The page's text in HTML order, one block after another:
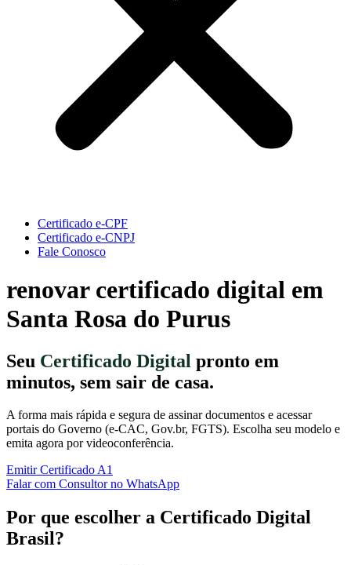
Certificado e-CPF
Certificado e-CNPJ
Fale Conosco
renovar certificado digital em
Santa Rosa do Purus
Seu Certificado Digital pronto em
minutos, sem sair de casa.
A forma mais rápida e segura de assinar documentos e acessar
portais do Governo (e-CAC, Gov.br, FGTS). Escolha seu modelo e
emita agora por videoconferência.
Emitir Certificado A1
Falar com Consultor no WhatsApp
Por que escolher a Certificado Digital
Brasil?